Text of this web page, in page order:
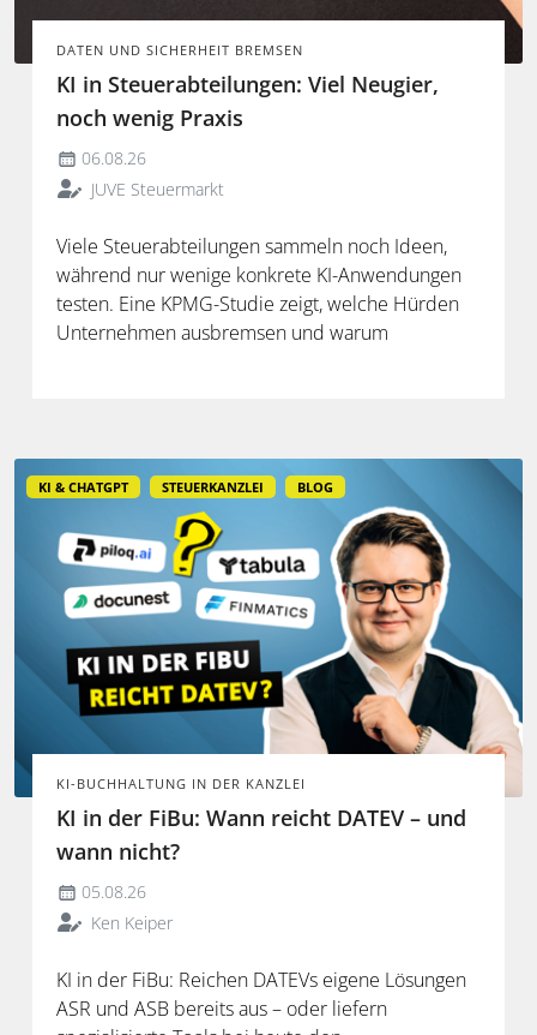
DATEN UND SICHERHEIT BREMSEN
KI in Steuerabteilungen: Viel Neugier,
noch wenig Praxis
06.08.26
JUVE Steuermarkt
Viele Steuerabteilungen sammeln noch Ideen,
während nur wenige konkrete KI-Anwendungen
testen. Eine KPMG-Studie zeigt, welche Hürden
Unternehmen ausbremsen und warum
KI & CHATGPT STEUERKANZLEI BLOG
KI-BUCHHALTUNG IN DER KANZLEI
KI in der FiBu: Wann reicht DATEV – und
wann nicht?
05.08.26
Ken Keiper
KI in der FiBu: Reichen DATEVs eigene Lösungen
ASR und ASB bereits aus – oder liefern